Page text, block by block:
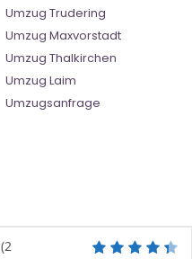
Umzug Trudering
Umzug Maxvorstadt
Umzug Thalkirchen
Umzug Laim
Umzugsanfrage
(2